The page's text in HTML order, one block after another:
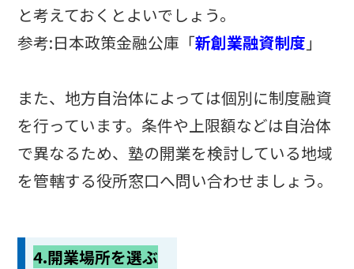
と考えておくとよいでしょう。
参考:日本政策金融公庫「新創業融資制度 」
また、地方自治体によっては個別に制度融資
を行っています。条件や上限額などは自治体
で異なるため、塾の開業を検討している地域
を管轄する役所窓口へ問い合わせましょう。
4.開業場所を選ぶ